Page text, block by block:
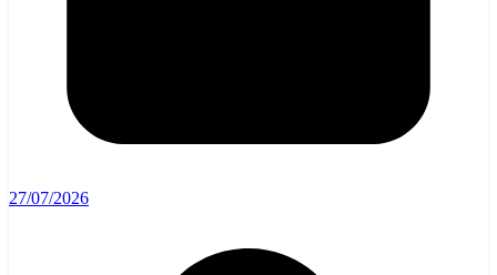
27/07/2026